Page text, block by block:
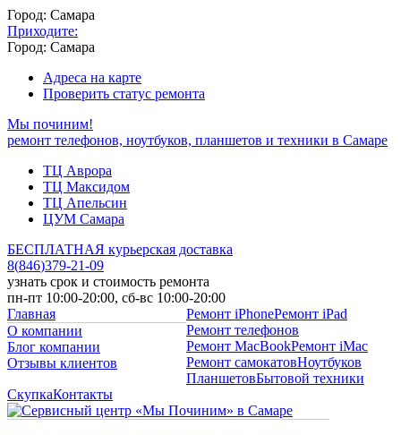
Город: Самара
Приходите:
Город: Самара
Адреса на карте
Проверить статус ремонта
Мы починим!
ремонт телефонов, ноутбуков, планшетов и техники в Самаре
ТЦ Аврора
ТЦ Максидом
ТЦ Апельсин
ЦУМ Самара
БЕСПЛАТНАЯ курьерская доставка
8(846)379-21-09
узнать срок и стоимость ремонта
пн-пт 10:00-20:00, сб-вс 10:00-20:00
Главная
О компании
Блог компании
Отзывы клиентов
Ремонт iPhoneРемонт iPad
Ремонт телефонов
Ремонт MacBookРемонт iMac
Ремонт самокатовНоутбуков
ПланшетовБытовой техники
СкупкаКонтакты